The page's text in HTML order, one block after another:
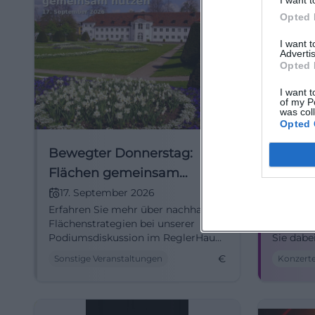
Opted
I want
Opted
I want
of my
was
Opted
Bewegter Donnerstag:
Flächen gemeinsam
nutzen
17. September 2026
Erfahren Sie mehr über nachhaltige
Flächenstrategien bei unserer
Podiumsdiskussion im ReglerHaus
Sonstige Veranstaltungen €
THE
Die
Sie
Sie